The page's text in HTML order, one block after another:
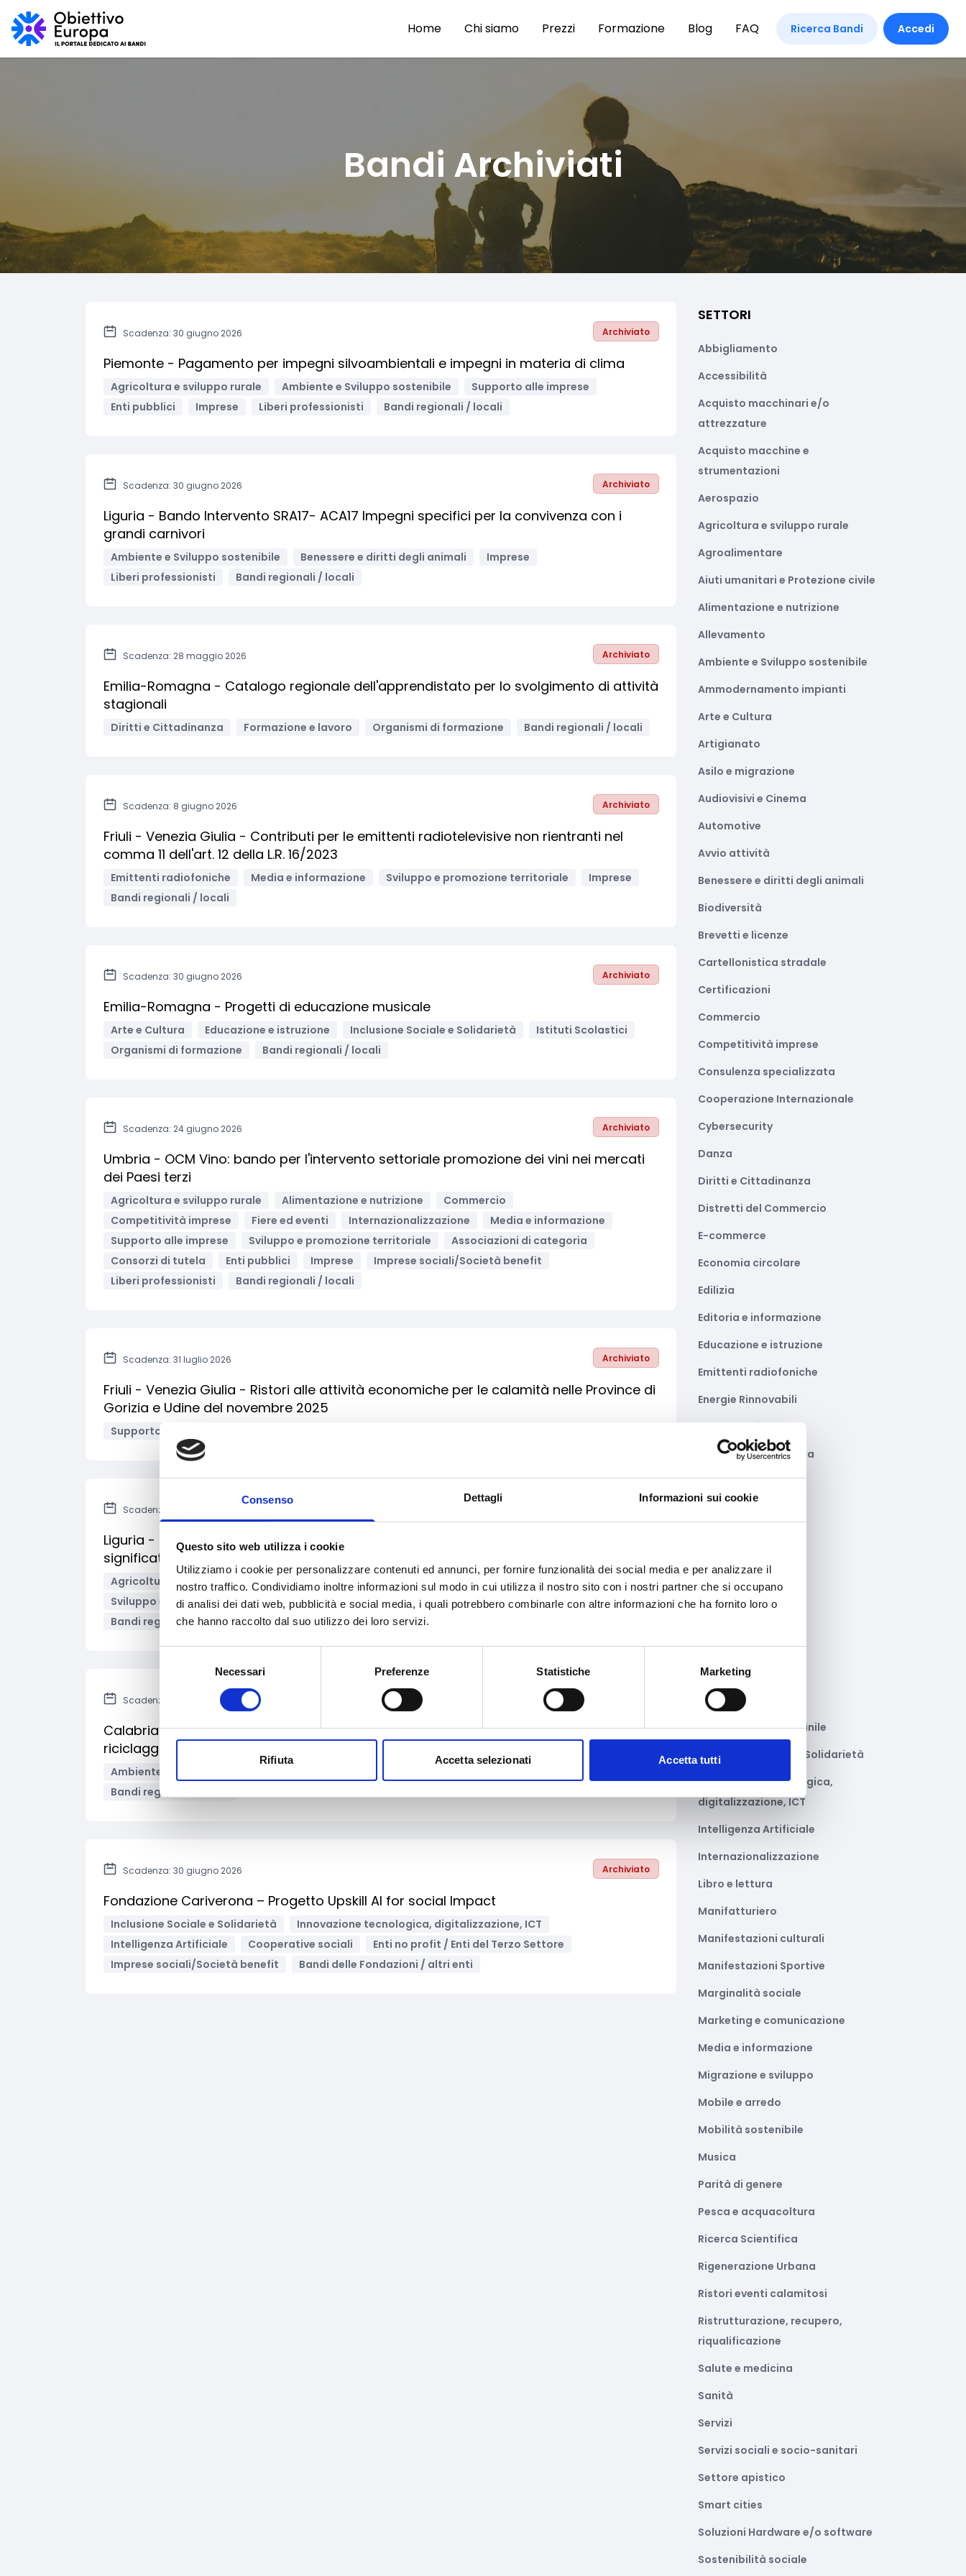
Consenso Dettagli Informazioni sui cookie
Questo sito web utilizza i cookie
Utilizziamo i cookie per personalizzare contenuti ed annunci, per fornire funzionalità dei social media e per analizzare il
nostro traffico. Condividiamo inoltre informazioni sul modo in cui utilizza il nostro sito con i nostri partner che si occupano
di analisi dei dati web, pubblicità e social media, i quali potrebbero combinarle con altre informazioni che ha fornito loro o
che hanno raccolto dal suo utilizzo dei loro servizi.
Necessari Preferenze Statistiche Marketing
Rifiuta Accetta selezionati Accetta tutti
Home Chi siamo Prezzi Formazione Blog FAQ Ricerca Bandi Accedi
Bandi Archiviati
Scadenza: 30 giugno 2026 Archiviato
Piemonte - Pagamento per impegni silvoambientali e impegni in materia di clima
Agricoltura e sviluppo rurale Ambiente e Sviluppo sostenibile
Supporto alle imprese
Enti pubblici
Imprese Liberi professionisti Bandi regionali / locali
Scadenza: 30 giugno 2026 Archiviato
Liguria - Bando Intervento SRA17- ACA17 Impegni specifici per la convivenza con i
grandi carnivori
Ambiente e Sviluppo sostenibile Benessere e diritti degli animali
Imprese
Liberi professionisti
Bandi regionali / locali
Scadenza: 28 maggio 2026 Archiviato
Emilia-Romagna - Catalogo regionale dell'apprendistato per lo svolgimento di attività
stagionali
Diritti e Cittadinanza Formazione e lavoro Organismi di formazione Bandi regionali / locali
Scadenza: 8 giugno 2026 Archiviato
Friuli - Venezia Giulia - Contributi per le emittenti radiotelevisive non rientranti nel
comma 11 dell'art. 12 della L.R. 16/2023
Emittenti radiofoniche Media e informazione Sviluppo e promozione territoriale
Imprese
Bandi regionali / locali
Scadenza: 30 giugno 2026 Archiviato
Emilia-Romagna - Progetti di educazione musicale
Arte e Cultura Educazione e istruzione Inclusione Sociale e Solidarietà
Istituti Scolastici
Organismi di formazione
Bandi regionali / locali
Scadenza: 24 giugno 2026 Archiviato
Umbria - OCM Vino: bando per l'intervento settoriale promozione dei vini nei mercati
dei Paesi terzi
Agricoltura e sviluppo rurale Alimentazione e nutrizione
Commercio
Competitività imprese
Fiere ed eventi Internazionalizzazione
Media e informazione
Supporto alle imprese
Sviluppo e promozione territoriale
Associazioni di categoria
Consorzi di tutela
Enti pubblici Imprese
Imprese sociali/Società benefit
Liberi professionisti
Bandi regionali / locali
Scadenza: 31 luglio 2026 Archiviato
Friuli - Venezia Giulia - Ristori alle attività economiche per le calamità nelle Province di
Gorizia e Udine del novembre 2025
Supporto alle imprese
Scadenza: 30 giugno 2026
Liguria - Bando intervento SRB02 - Sostegno zone con altri svantaggi naturali
significativi
Agricoltura e sviluppo rurale
Ambiente e Sviluppo sostenibile
Sviluppo e promozione territoriale
Imprese Liberi professionisti Micro-imprese
PMI
Bandi regionali / locali
Scadenza: 31 luglio 2026
Calabria - Incentivi per lo sviluppo di filiere produttive innovative per il riutilizzo, il
riciclaggio e il recupero di materia dai rifiuti
Ambiente e Sviluppo sostenibile
Bandi regionali / locali
Scadenza: 30 giugno 2026 Archiviato
Fondazione Cariverona – Progetto Upskill AI for social Impact
Inclusione Sociale e Solidarietà
Innovazione tecnologica, digitalizzazione, ICT
Intelligenza Artificiale
Cooperative sociali
Enti no profit / Enti del Terzo Settore
Imprese sociali/Società benefit
Bandi delle Fondazioni / altri enti
SETTORI
Abbigliamento
Accessibilità
Acquisto macchinari e/o
attrezzature
Acquisto macchine e
strumentazioni
Aerospazio
Agricoltura e sviluppo rurale
Agroalimentare
Aiuti umanitari e Protezione civile
Alimentazione e nutrizione
Allevamento
Ambiente e Sviluppo sostenibile
Ammodernamento impianti
Arte e Cultura
Artigianato
Asilo e migrazione
Audiovisivi e Cinema
Automotive
Avvio attività
Benessere e diritti degli animali
Biodiversità
Brevetti e licenze
Cartellonistica stradale
Certificazioni
Commercio
Competitività imprese
Consulenza specializzata
Cooperazione Internazionale
Cybersecurity
Danza
Diritti e Cittadinanza
Distretti del Commercio
E-commerce
Economia circolare
Edilizia
Editoria e informazione
Educazione e istruzione
Emittenti radiofoniche
Energie Rinnovabili
Farmaceutico
Farmacia e/o chimica
Fashion
Formazione e lavoro
Fotovoltaico
Giustizia e sicurezza
Green economy
Impianti sportivi
Imprenditoria femminile
Inclusione Sociale e Solidarietà
Innovazione tecnologica,
digitalizzazione, ICT
Intelligenza Artificiale
Internazionalizzazione
Libro e lettura
Manifatturiero
Manifestazioni culturali
Manifestazioni Sportive
Marginalità sociale
Marketing e comunicazione
Media e informazione
Migrazione e sviluppo
Mobile e arredo
Mobilità sostenibile
Musica
Parità di genere
Pesca e acquacoltura
Ricerca Scientifica
Rigenerazione Urbana
Ristori eventi calamitosi
Ristrutturazione, recupero,
riqualificazione
Salute e medicina
Sanità
Servizi
Servizi sociali e socio-sanitari
Settore apistico
Smart cities
Soluzioni Hardware e/o software
Sostenibilità sociale